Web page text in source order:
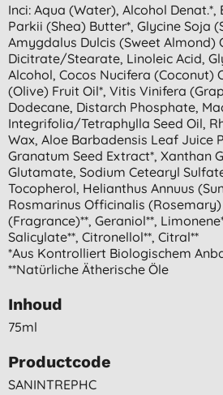
Inci: Aqua (water), Alcohol
Parkii (shea) Butter*, Glycine Soja
Amygdalus Dulcis (sweet Almond)
Dicitrate/stearate, Linoleic Acid,
Alcohol, Cocos Nucifera (coconut)
(olive) Fruit Oil*, Vitis Vinifera
Dodecane, Distarch Phosphate,
Integrifolia/tetraphylla Seed Oil,
Wax, Aloe Barbadensis Leaf Juice
Granatum Seed Extract*, Xanthan
Glutamate, Sodium Cetearyl
Tocopherol, Helianthus Annuus
Rosmarinus Officinalis
(fragrance)**, Geraniol**,
Salicylate**, Citronellol**, Citral**
*aus Kontrolliert Biologischem
**natürliche Ätherische Öle
Inhoud
75ml
Productcode
SANINTREPHC